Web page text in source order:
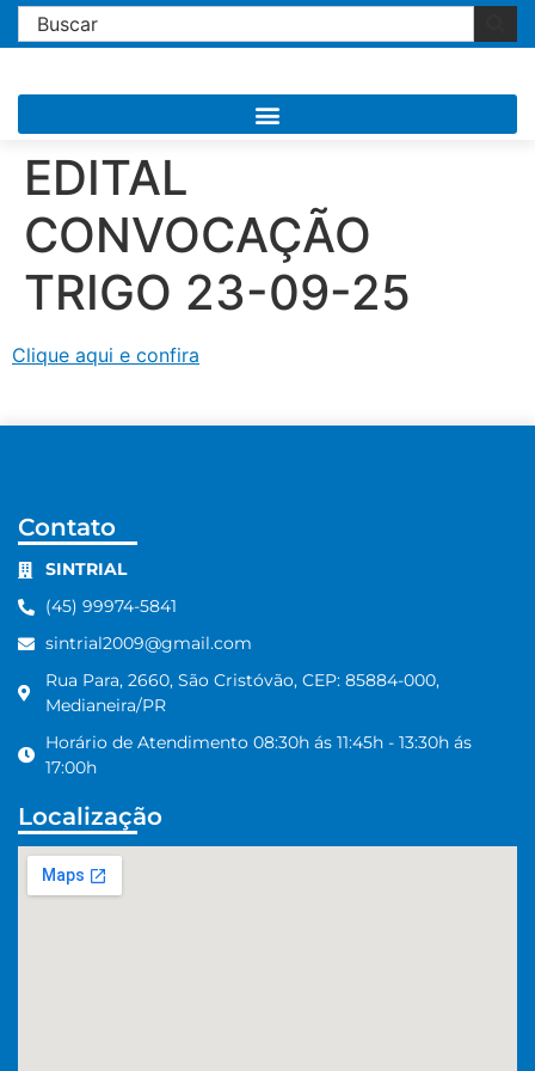
EDITAL
CONVOCAÇÃO
TRIGO 23-09-25
Clique aqui e confira
Contato
SINTRIAL
(45) 99974-5841
sintrial2009@gmail.com
Rua Para, 2660, São Cristóvão, CEP: 85884-000,
Medianeira/PR
Horário de Atendimento 08:30h ás 11:45h - 13:30h ás
17:00h
Localização